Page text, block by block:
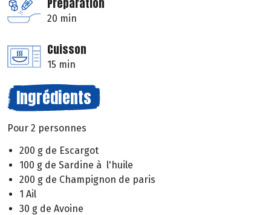
Préparation
20 min
Cuisson
15 min
Ingrédients
Pour 2 personnes
200 g de Escargot
100 g de Sardine à l'huile
200 g de Champignon de paris
1 Ail
30 g de Avoine